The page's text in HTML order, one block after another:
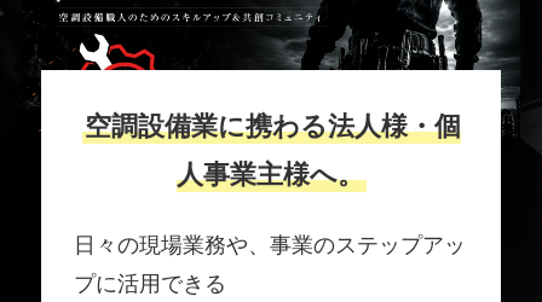
空調設備業に携わる法人様・個
人事業主様へ。
日々の現場業務や、事業のステップアッ
プに活用できる